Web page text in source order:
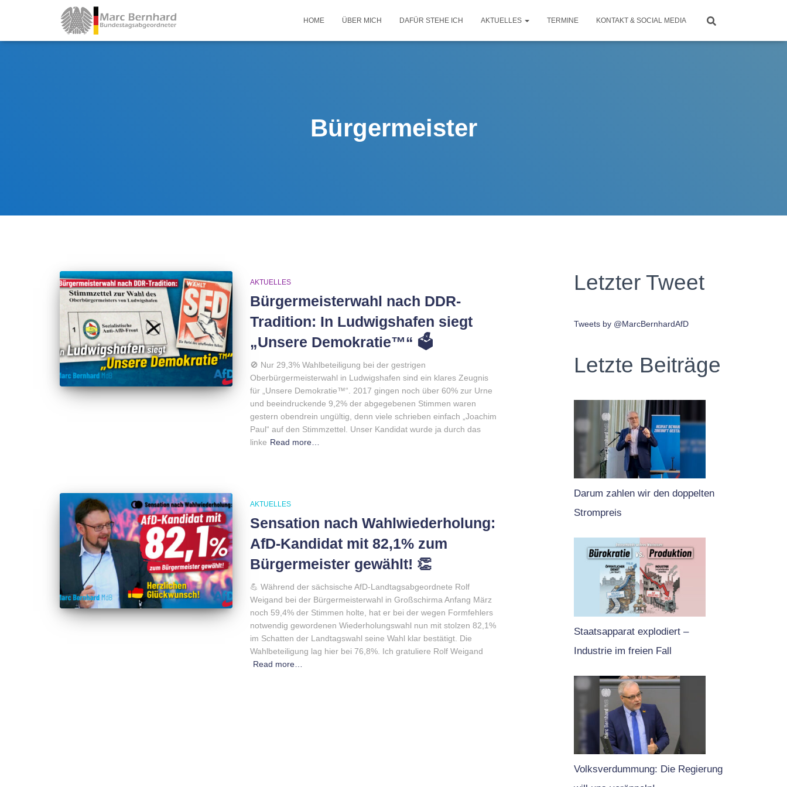
HOME ÜBER MICH DAFÜR STEHE ICH AKTUELLES TERMINE KONTAKT & SOCIAL MEDIA
Bürgermeister
AKTUELLES
Bürgermeisterwahl nach DDR-
Tradition: In Ludwigshafen siegt
„Unsere Demokratie™“ 🗳️
🚫 Nur 29,3% Wahlbeteiligung bei der gestrigen
Oberbürgermeisterwahl in Ludwigshafen sind ein klares Zeugnis
für „Unsere Demokratie™“. 2017 gingen noch über 60% zur Urne
und beeindruckende 9,2% der abgegebenen Stimmen waren
gestern obendrein ungültig, denn viele schrieben einfach „Joachim
Paul“ auf den Stimmzettel. Unser Kandidat wurde ja durch das
linke Read more…
AKTUELLES
Sensation nach Wahlwiederholung:
AfD-Kandidat mit 82,1% zum
Bürgermeister gewählt! 👏
💪 Während der sächsische AfD-Landtagsabgeordnete Rolf
Weigand bei der Bürgermeisterwahl in Großschirma Anfang März
noch 59,4% der Stimmen holte, hat er bei der wegen Formfehlers
notwendig gewordenen Wiederholungswahl nun mit stolzen 82,1%
im Schatten der Landtagswahl seine Wahl klar bestätigt. Die
Wahlbeteiligung lag hier bei 76,8%. Ich gratuliere Rolf Weigand
Read more…
Letzter Tweet
Tweets by @MarcBernhardAfD
Letzte Beiträge
Darum zahlen wir den doppelten
Strompreis
Staatsapparat explodiert –
Industrie im freien Fall
Volksverdummung: Die Regierung